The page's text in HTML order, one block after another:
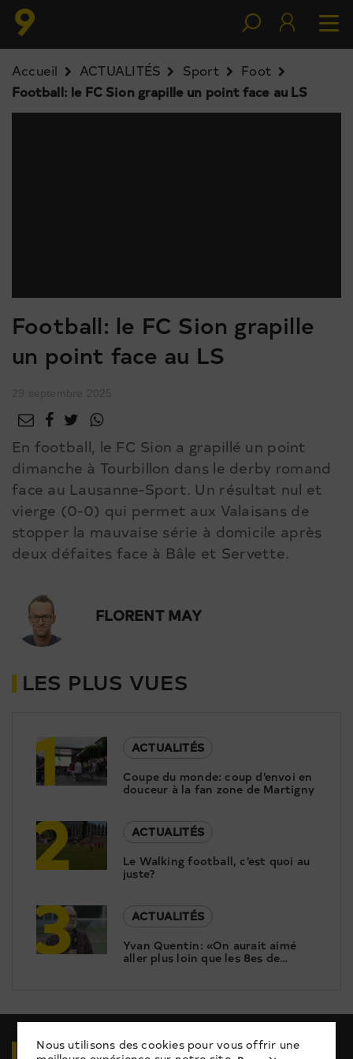
Accueil ACTUALITÉS Sport
Foot
Football: le FC Sion grapille un point face au LS
Football: le FC Sion grapille
un point face au LS
En football, le FC Sion a grapillé un point
dimanche à Tourbillon dans le derby romand
face au Lausanne-Sport. Un résultat nul et
vierge (0-0) qui permet aux Valaisans de
stopper la mauvaise série à domicile après
deux défaites face à Bâle et Servette.
FLORENT MAY
LES PLUS VUES
1
ACTUALITÉS
Coupe du monde: coup d’envoi en
douceur à la fan zone de Martigny
2
ACTUALITÉS
Le Walking football, c’est quoi au
juste?
3
ACTUALITÉS
Yvan Quentin: «On aurait aimé
aller plus loin que les 8es de
finale!»
VIDÉOSEN RELATION
Nous utilisons des cookies pour vous offrir une